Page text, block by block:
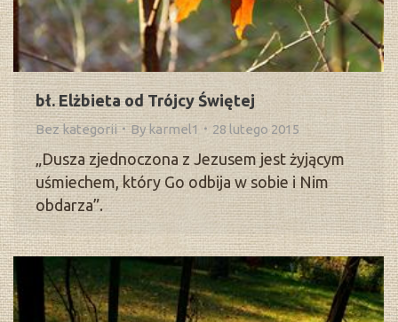
bł. Elżbieta od Trójcy Świętej
Bez kategorii By karmel1 28 lutego 2015
„Dusza zjednoczona z Jezusem jest żyjącym
uśmiechem, który Go odbija w sobie i Nim
obdarza”.